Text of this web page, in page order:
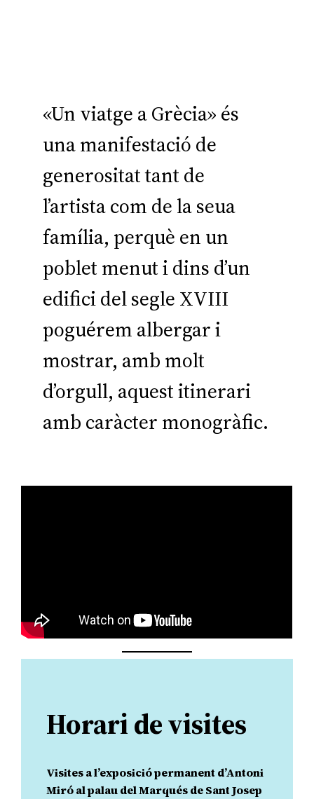
«Un viatge a Grècia» és
una manifestació de
generositat tant de
l’artista com de la seua
família, perquè en un
poblet menut i dins d’un
edifici del segle XVIII
poguérem albergar i
mostrar, amb molt
d’orgull, aquest itinerari
amb caràcter monogràfic.
Horari de visites
Visites a l’exposició permanent d’Antoni
Miró al palau del Marqués de Sant Josep